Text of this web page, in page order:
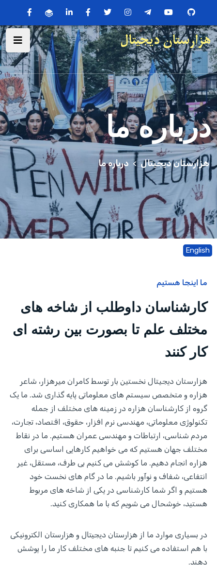
درباره ما
هزارستان دیجیتال > درباره ما
English
ما اینجا هستیم
کارشناسان داوطلب از شاخه های
مختلف علم تا بصورت بین رشته ای
کار کنند
هزارستان دیجیتال نخستین بار توسط کامران میرهزار، شاعر
هزاره و متخصص سیستم های معلوماتی پایه گذاری شد. ما یک
گروه از کارشناسان هزاره در زمینه های مختلف از جمله
تکنولوژی معلوماتی، مهندسی نرم افزار، حقوق، اقتصاد، تجارت،
مردم شناسی، ارتباطات و مهندسی عمران هستیم. ما در نقاط
مختلف جهان هستیم که می خواهیم کارهایی اساسی برای
هزاره انجام دهیم. ما کوشش می کنیم بی طرف، مستقل، غیر
انتفاعی، شفاف و نوآور باشیم. ما در گام های نخست خود
هستیم و اگر شما کارشناسی در یکی از شاخه های مربوط
هستید، خوشحال می شویم که با ما همکاری کنید.
در بسیاری موارد ما از هزارستان دیجیتال و هزارستان الکترونیکی
با هم استفاده می کنیم تا جنبه های مختلف کار ما را پوشش
دهند.